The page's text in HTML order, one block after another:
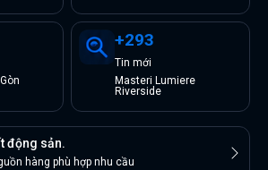
+293
Tin mới
Masteri Lumiere
Riverside
động sản.
hàng phù hợp nhu cầu